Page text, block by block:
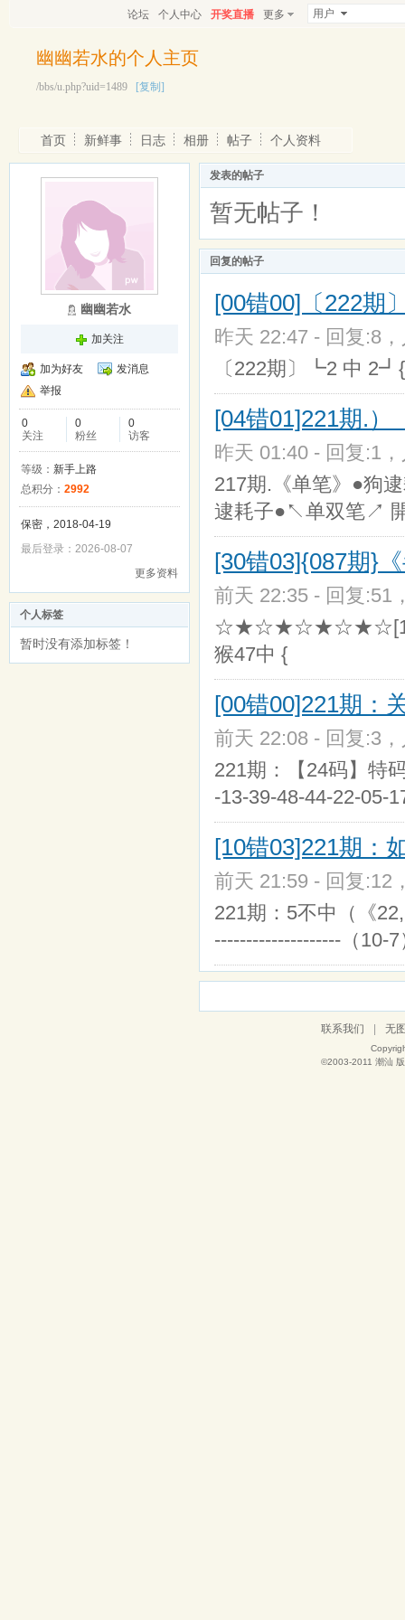
论坛 个人中心 开奖直播 更多 用户
幽幽若水的个人主页
/bbs/u.php?uid=1489 [复制]
首页 新鲜事 日志 相册 帖子 个人资料
幽幽若水
加关注
加为好友
发消息
举报
0
关注
0
粉丝
0
访客
等级： 新手上路
总积分： 2992
保密，2018-04-19
最后登录：2026-08-07
更多资料
个人标签
暂时没有添加标签！
发表的帖子
暂无帖子！
回复的帖子
[00错00]〔222期
昨天 22:47 - 回复:8
〔222期〕┗2 中
[04错01]221期.）
昨天 01:40 - 回复:1
217期.《单笔》●狗
逮耗子●↖单双笔↗
[30错03]{087期}
前天 22:35 - 回复:51
☆★☆★☆★☆★☆[10-
猴47中 {
[00错00]221期：
前天 22:08 - 回复:3
221期：【24码】特
-13-39-48-44-22-05-
[10错03]221期：
前天 21:59 - 回复:12
221期：5不中（《
--------------------（10-7
联系我们 无
©2003-2011 潮汕